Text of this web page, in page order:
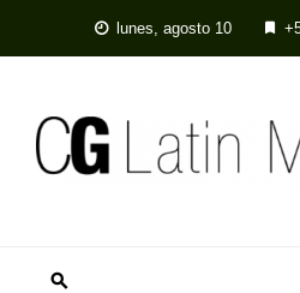
lunes, agosto 10